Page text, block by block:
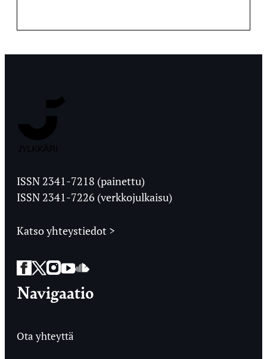
Ylioppilaslehti
ISSN 2341-7218 (painettu)
ISSN 2341-7226 (verkkojulkaisu)
Katso yhteystiedot >
Facebook
Twitter
Instagram
YouTube
SoundCloud
Navigaatio
Ota yhteyttä